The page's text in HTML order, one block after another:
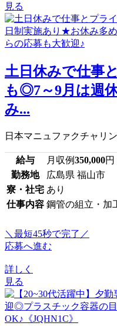
見る
土日休みで仕事
も◎7～9月は週
み...
日本マニュファクチャリ
給与 月収例350,000円
勤務地
広島県 福山市
寮・社宅 あり
仕事内容 鋼管の組立・加
＼最短45秒で完了／
応募へ進む
詳しく
見る